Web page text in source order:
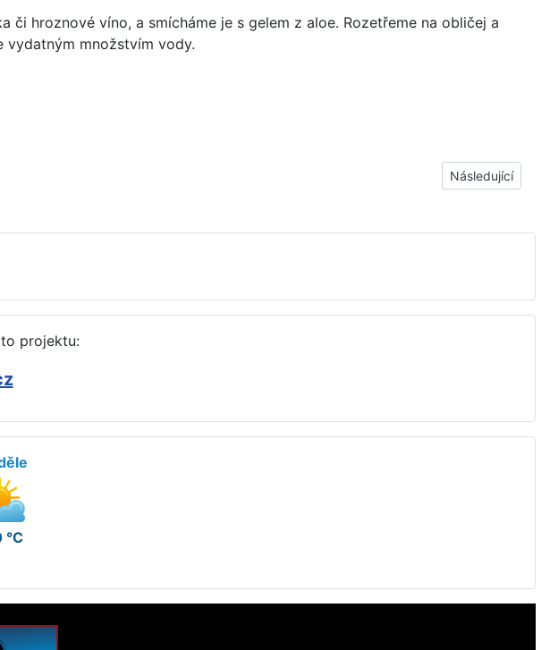
či hroznové víno, a smícháme je s gelem z aloe. Rozetřeme na obličej a
vydatným množstvím vody.
Další článek:
Následující
projektu:
°C